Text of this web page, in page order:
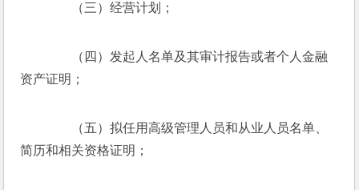
（三）经营计划；
（四）发起人名单及其审计报告或者个人金融
资产证明；
（五）拟任用高级管理人员和从业人员名单、
简历和相关资格证明；